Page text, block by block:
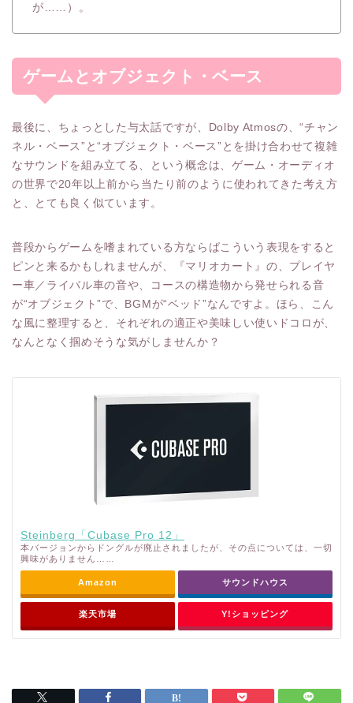
が……）。
ゲームとオブジェクト・ベース
最後に、ちょっとした与太話ですが、Dolby Atmosの、“チャン
ネル・ベース”と“オブジェクト・ベース”とを掛け合わせて複雑
なサウンドを組み立てる、という概念は、ゲーム・オーディオ
の世界で20年以上前から当たり前のように使われてきた考え方
と、とても良く似ています。
普段からゲームを嗜まれている方ならばこういう表現をすると
ピンと来るかもしれませんが、『マリオカート』の、プレイヤ
ー車／ライバル車の音や、コースの構造物から発せられる音
が“オブジェクト”で、BGMが“ベッド”なんですよ。ほら、こん
な風に整理すると、それぞれの適正や美味しい使いドコロが、
なんとなく掴めそうな気がしませんか？
Steinberg「Cubase Pro 12」
本バージョンからドングルが廃止されましたが、その点については、一切
興味がありません……
Amazon サウンドハウス
楽天市場 Y!ショッピング